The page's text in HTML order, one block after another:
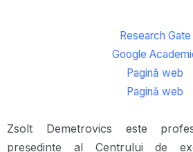
Research Gate
Google
Pagină web
Pagină web
Zsolt Demetrovics este
președinte al Centrului de